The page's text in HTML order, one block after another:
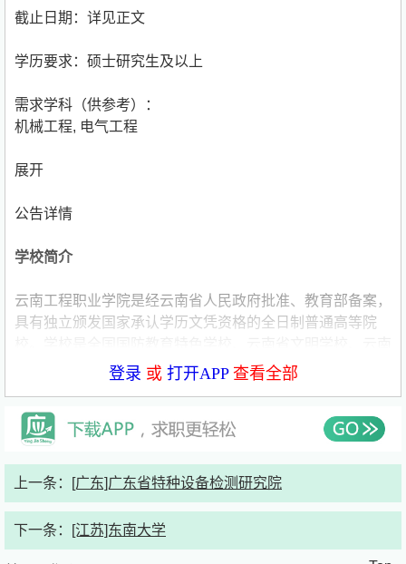
截止日期：详见正文
学历要求：硕士研究生及以上
需求学科（供参考）：
机械工程, 电气工程
展开
公告详情
学校简介
云南工程职业学院是经云南省人民政府批准、教育部备案，
具有独立颁发国家承认学历文凭资格的全日制普通高等院
省民办教育优秀高等院校、云南省征兵工作先进单位、昆明
学校占地面积309亩，现有教职员工300余人，企业全职教
师170余人，行业导师及外聘教师合计140余人，全日制在
穿教育行政管理、办学治校和教书育人全过程。全面贯彻党
登录 或 打开APP查看全部
上一条： [广东]广东省特种设备检测研究院
下一条： [江苏]东南大学